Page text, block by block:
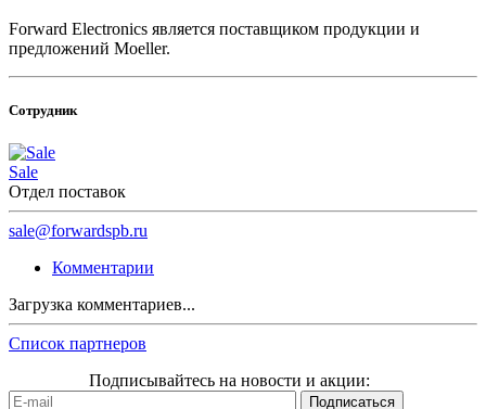
Forward Electronics является поставщиком продукции и
предложений Moeller.
Сотрудник
Sale
Отдел поставок
sale@forwardspb.ru
Комментарии
Загрузка комментариев...
Список партнеров
Подписывайтесь на новости и акции: